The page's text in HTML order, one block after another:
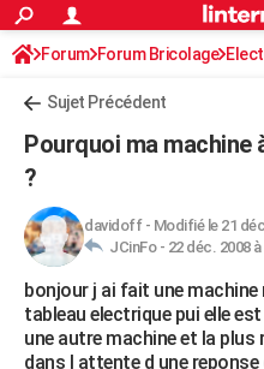
ACTUALITÉS
Politique
Société
Faits Divers
Education
Monde
Villes
+
Programme TV
TNTStreaming
Cinéma
Sorties cinéma
Musique
+FINANCE
Retraite
Impôts
Epargne
Immobilier
Risques naturels par ville
Banque
Assurance
Crédit
AUTO
Essais
Réserver un essai
Citadines
Berlines
SUV
Forum auto
HIGH-TECH
Mobiles
Meilleur smartphone
Internet
Ordinateurs
Jeux vidéo
Guide high-tech
+BRICOLAGE
Forum
Aménagement intérieur
Extérieur
Cuisine
Salle de bains
Jardinage
Rangement
Forum Forum Bricolage
Sujet Précédent
Pourquoi ma machine
?
davidoff- Modifié le 21
JCinFo - 22 déc. 2008 à
bonjour j ai fait une
tableau electrique pui elle
une autre machine et la
dans l attente d une